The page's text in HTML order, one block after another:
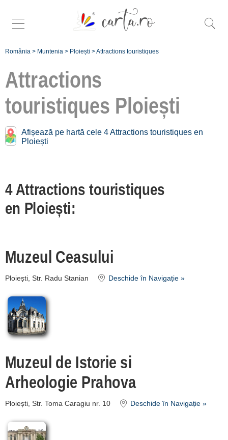
România > Muntenia > Ploiești >Attractions touristiques
Attractions
touristiques Ploiești
Afișează pe hartă cele 4 Attractions touristiques en
Ploiești
4 Attractions touristiques
en Ploiești:
Muzeul Ceasului
Ploiești, Str. Radu Stanian Deschide în Navigație »
Muzeul de Istorie si
Arheologie Prahova
Ploiești, Str. Toma Caragiu nr. 10 Deschide în Navigație »
Attractions touristiques
Valea Prahovei
[1 offers à 49.5 km]
Zona București
[10 offers à 57.8 km]
Zona Buzău
Parcul Natural Bucegi
[6 offers à 67.7 km]
Argeș
[8 offers à 90.9 km]
Înscrie o unitate de
cazare
despre C A R T A ®